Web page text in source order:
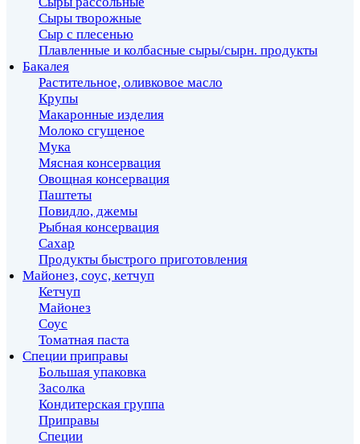
Сыры творожные
Сыр с плесенью
Плавленные и колбасные сыры/сырн. продукты
Бакалея
Растительное, оливковое масло
Крупы
Макаронные изделия
Молоко сгущеное
Мука
Мясная консервация
Овощная консервация
Паштеты
Повидло, джемы
Рыбная консервация
Сахар
Продукты быстрого приготовления
Майонез, соус, кетчуп
Кетчуп
Майонез
Соус
Томатная паста
Специи приправы
Большая упаковка
Засолка
Кондитерская группа
Приправы
Специи